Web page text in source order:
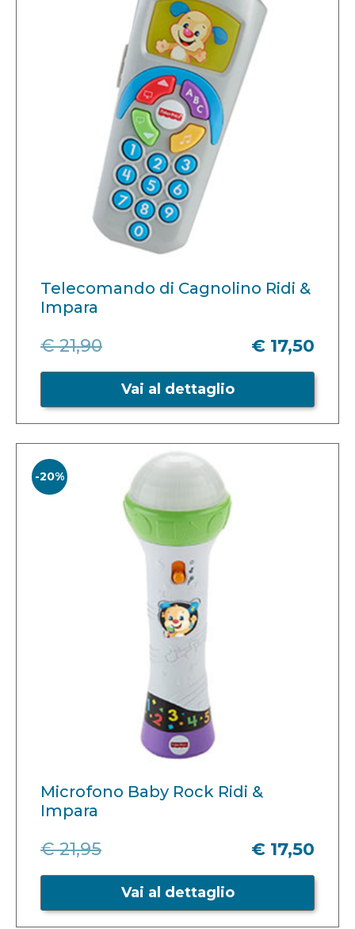
Telecomando di Cagnolino Ridi &
Impara
€ 21,90 € 17,50
Vai al dettaglio
-20%
Microfono Baby Rock Ridi &
Impara
€ 21,95 € 17,50
Vai al dettaglio